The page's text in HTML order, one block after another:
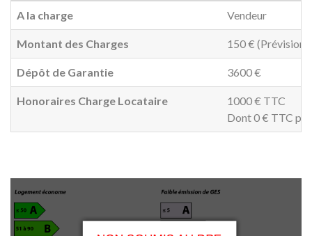
A la charge Vendeur
Montant des Charges 150 €
Dépôt de Garantie 3600 €
Honoraires Charge Locataire
1000 € TTC
Dont 0 € TTC